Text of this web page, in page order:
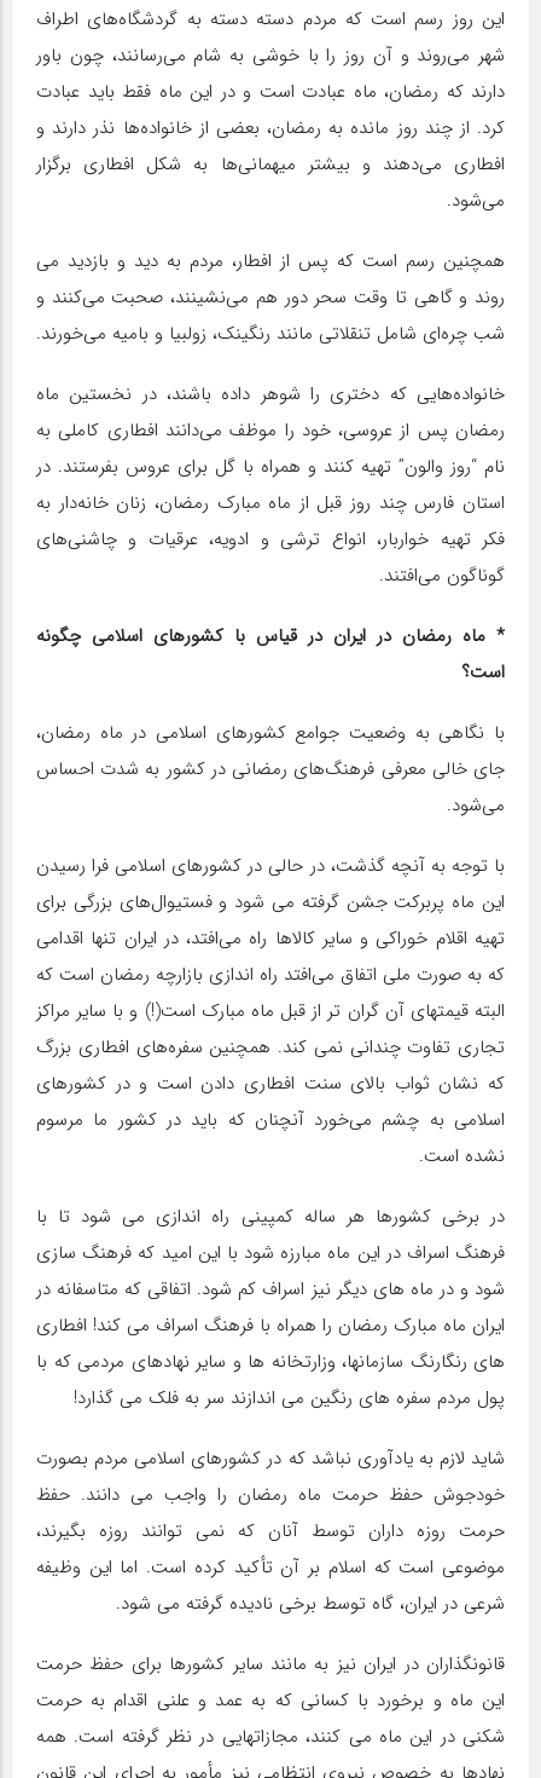
این روز رسم است که مردم دسته دسته به گردشگاه‌های اطراف
شهر می‌روند و آن روز را با خوشی به شام می‌رسانند، چون باور
دارند که رمضان، ماه عبادت است و در این ماه فقط باید عبادت
کرد. از چند روز مانده به رمضان، بعضی از خانواده‌ها نذر دارند و
افطاری می‌دهند و بیشتر میهمانی‌ها به شکل افطاری برگزار
می‌شود.
همچنین رسم است که پس از افطار، مردم به دید و بازدید می
روند و گاهی تا وقت سحر دور هم می‌نشینند، صحبت می‌کنند و
شب چره‌ای شامل تنقلاتی مانند رنگینک، زولبیا و بامیه می‌خورند.
خانواده‌هایی که دختری را شوهر داده باشند، در نخستین ماه
رمضان پس از عروسی، خود را موظف می‌دانند افطاری کاملی به
نام “روز والون” تهیه کنند و همراه با گل برای عروس بفرستند. در
استان فارس چند روز قبل از ماه مبارک رمضان، زنان خانه‌دار به
فکر تهیه خواربار، انواع ترشی و ادویه، عرقیات و چاشنی‌های
گوناگون می‌افتند. ‏
* ماه رمضان در ایران در قیاس با کشورهای اسلامی چگونه
است؟
با نگاهی به وضعیت جوامع کشورهای اسلامی در ماه رمضان،
جای خالی معرفی فرهنگ‌های رمضانی در کشور به شدت احساس
می‌شود.
با توجه به آنچه گذشت، در حالی در کشورهای اسلامی فرا رسیدن
این ماه پربرکت جشن گرفته می شود و فستیوال‌های بزرگی برای
تهیه اقلام خوراکی و سایر کالاها راه می‌افتد، در ایران تنها اقدامی
که به صورت ملی اتفاق می‌افتد راه اندازی بازارچه رمضان است که
البته قیمتهای آن گران تر از قبل ماه مبارک است(!) و با سایر مراکز
تجاری تفاوت چندانی نمی کند. همچنین سفره‌های افطاری بزرگ
که نشان ثواب بالای سنت افطاری دادن است و در کشورهای
اسلامی به چشم می‌خورد آنچنان که باید در کشور ما مرسوم
نشده است.
در برخی کشورها هر ساله کمپینی راه اندازی می شود تا با
فرهنگ اسراف در این ماه مبارزه شود با این امید که فرهنگ سازی
شود و در ماه های دیگر نیز اسراف کم شود. اتفاقی که متاسفانه در
ایران ماه مبارک رمضان را همراه با فرهنگ اسراف می کند! افطاری
های رنگارنگ سازمانها، وزارتخانه ها و سایر نهادهای مردمی که با
پول مردم سفره های رنگین می اندازند سر به فلک می گذارد!
شاید لازم به یادآوری نباشد که در کشورهای اسلامی مردم بصورت
خودجوش حفظ حرمت ماه رمضان را واجب می دانند. حفظ
حرمت روزه داران توسط آنان که نمی توانند روزه بگیرند،
موضوعی است که اسلام بر آن تأکید کرده است. اما این وظیفه
شرعی در ایران، گاه توسط برخی نادیده گرفته می شود.
قانونگذاران در ایران نیز به مانند سایر کشورها برای حفظ حرمت
این ماه و برخورد با کسانی که به عمد و علنی اقدام به حرمت
شکنی در این ماه می کنند، مجازاتهایی در نظر گرفته است. همه